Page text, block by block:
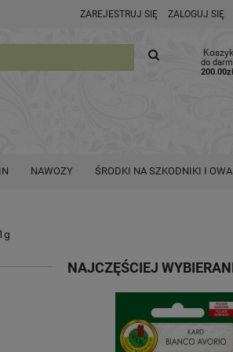
ZAREJESTRUJ SIĘ ZALOGUJ SIĘ
do
200.00zł
NAWOZY ŚRODKI NA SZKODNIKI I
NAJCZĘŚCIEJ